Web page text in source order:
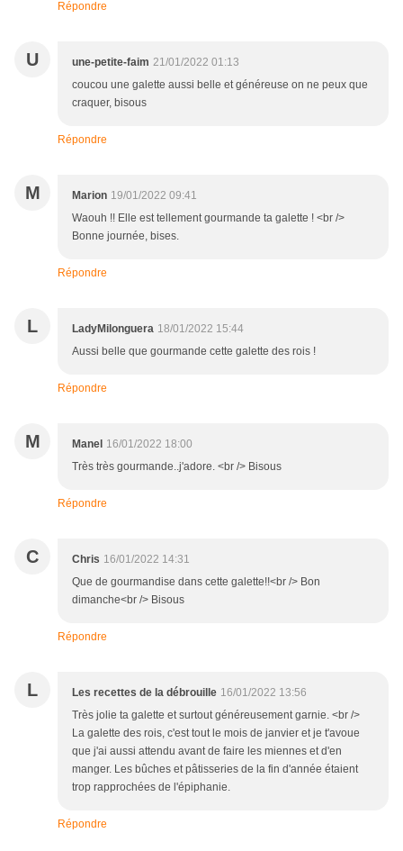
Répondre
U une-petite-faim 21/01/2022 01:13
coucou une galette aussi belle et généreuse on ne peux que
craquer, bisous
Répondre
M Marion 19/01/2022 09:41
Waouh !! Elle est tellement gourmande ta galette ! <br />
Bonne journée, bises.
Répondre
L LadyMilonguera 18/01/2022 15:44
Aussi belle que gourmande cette galette des rois !
Répondre
M Manel 16/01/2022 18:00
Très très gourmande..j'adore. <br /> Bisous
Répondre
C Chris 16/01/2022 14:31
Que de gourmandise dans cette galette!!<br /> Bon
dimanche<br /> Bisous
Répondre
L Les recettes de la débrouille 16/01/2022 13:56
Très jolie ta galette et surtout généreusement garnie. <br />
La galette des rois, c'est tout le mois de janvier et je t'avoue
que j'ai aussi attendu avant de faire les miennes et d'en
manger. Les bûches et pâtisseries de la fin d'année étaient
trop rapprochées de l'épiphanie.
Répondre